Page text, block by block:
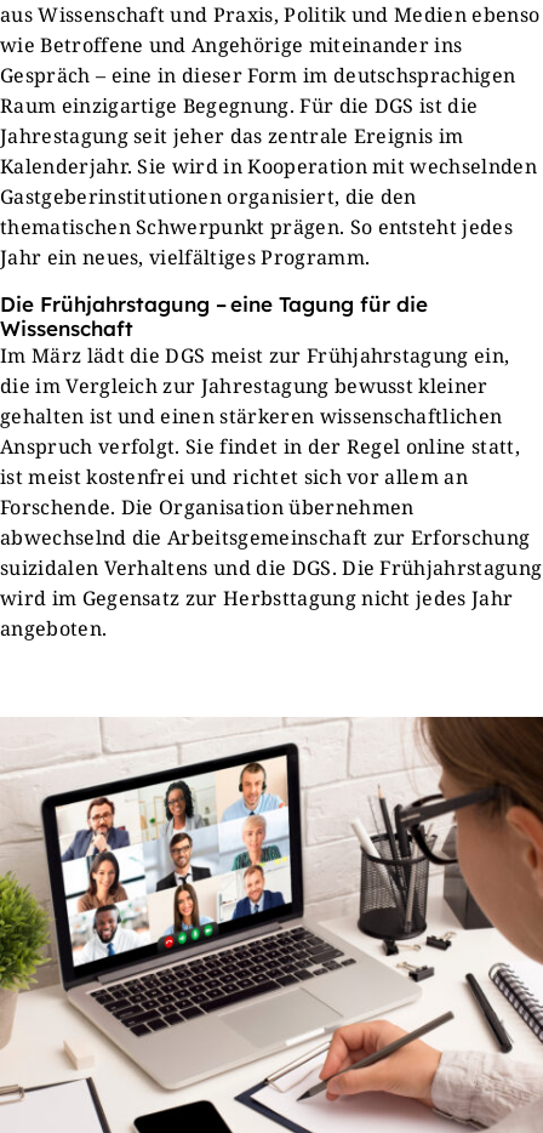
aus Wissenschaft und Praxis, Politik und Medien ebenso
wie Betroffene und Angehörige miteinander ins
Gespräch – eine in dieser Form im deutschsprachigen
Raum einzigartige Begegnung. Für die DGS ist die
Jahrestagung seit jeher das zentrale Ereignis im
Kalenderjahr. Sie wird in Kooperation mit wechselnden
Gastgeberinstitutionen organisiert, die den
thematischen Schwerpunkt prägen. So entsteht jedes
Jahr ein neues, vielfältiges Programm.
Die Frühjahrstagung – eine Tagung für die
Wissenschaft
Im März lädt die DGS meist zur Frühjahrstagung ein,
die im Vergleich zur Jahrestagung bewusst kleiner
gehalten ist und einen stärkeren wissenschaftlichen
Anspruch verfolgt. Sie findet in der Regel online statt,
ist meist kostenfrei und richtet sich vor allem an
Forschende. Die Organisation übernehmen
abwechselnd die Arbeitsgemeinschaft zur Erforschung
suizidalen Verhaltens und die DGS. Die Frühjahrstagung
wird im Gegensatz zur Herbsttagung nicht jedes Jahr
angeboten.